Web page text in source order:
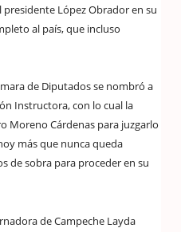
presidente López Obrador en su
al país, que incluso
de Diputados se nombró a
Instructora, con lo cual la
Moreno Cárdenas para juzgarlo
más que nunca queda
de sobra para proceder en su
de Campeche Layda